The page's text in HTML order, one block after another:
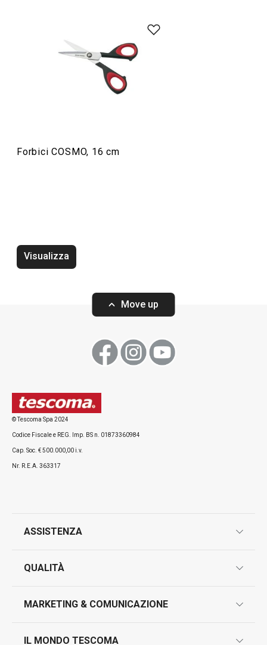
Preparazione degli alimenti
Forbici COSMO, 16 cm
Visualizza
Move up
© Tescoma Spa 2024
Codice Fiscale e REG. Imp. BS n. 01873360984
Cap. Soc. € 500.000,00 i.v.
Nr. R.E.A. 363317
ASSISTENZA
contatti
QUALITÀ
MARKETING & COMUNICAZIONE
IL MONDO TESCOMA